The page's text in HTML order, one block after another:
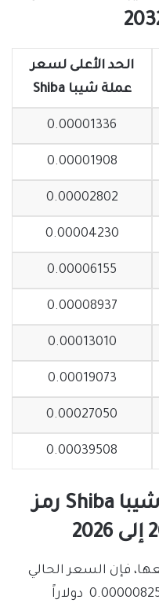
الحد الأعلى لسعر
عملة شيبا Shiba
0.00001336
0.00001908
0.00002802
0.00004230
0.00006155
0.00008937
0.00013010
0.00019073
0.00027050
0.00039508
توقعات أسعار عملة شيبا Shiba رمز
فإن السعر الحالي
دولاراً